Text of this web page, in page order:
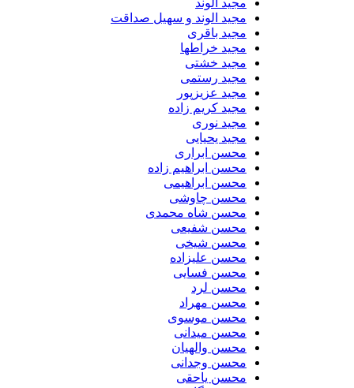
مجید الوند و سهیل صداقت
مجید باقری
مجید خراطها
مجید خشتی
مجید رستمی
مجید عزیزپور
مجید کریم زاده
مجید نوری
مجید یحیایی
محسن ابراری
محسن ابراهیم زاده
محسن ابراهیمی
محسن چاوشی
محسن شاه محمدی
محسن شفیعی
محسن شیخی
محسن علیزاده
محسن فسایی
محسن لرد
محسن مهراد
محسن موسوی
محسن میدانی
محسن والهیان
محسن وجدانی
محسن یاحقی